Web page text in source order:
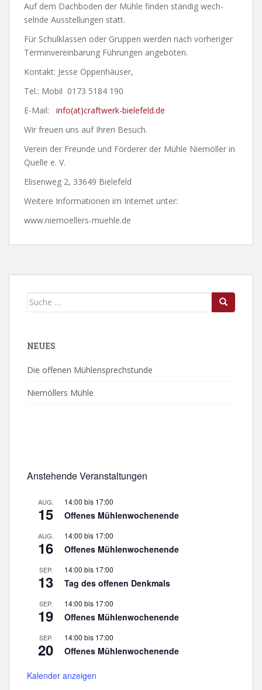
Auf dem Dach­bo­den der Müh­le fin­den stän­dig wech­
seln­de Aus­stel­lun­gen statt.
Für Schulklassen oder Gruppen werden nach vorheriger
Terminvereinbarung Führungen angeboten.
Kon­takt: Jesse Oppenhäuser,
Tel.: Mobil 0173 5184 190
E-Mail:
info(at)craftwerk-bielefeld.de
Wir freu­en uns auf Ih­ren Be­such.
Ver­ein der Freun­de und För­de­rer der Müh­le Nie­möl­ler in
Quel­le e. V.
Elisenweg 2, 33649 Bielefeld
Wei­te­re In­for­ma­ti­o­nen im In­ter­net un­ter:
www.niemoellers-muehle.de
Suche
NEUES
Die offenen Mühlensprechstunde
Niemöllers Mühle
Anstehende Veranstaltungen
AUG.
15
14:00 bis 17:00
Offenes Mühlenwochenende
AUG.
16
14:00 bis 17:00
Offenes Mühlenwochenende
SEP.
13
14:00 bis 17:00
Tag des offenen Denkmals
SEP.
19
14:00 bis 17:00
Offenes Mühlenwochenende
SEP.
20
14:00 bis 17:00
Offenes Mühlenwochenende
Kalender anzeigen